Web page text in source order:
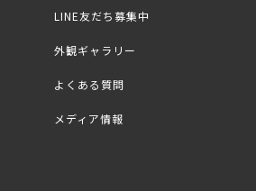
LINE友だち募集中
外観ギャラリー
よくある質問
メディア情報